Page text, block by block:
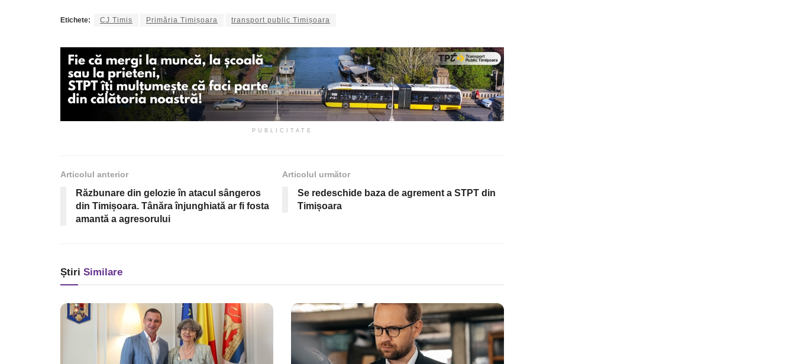
Etichete: CJ Timis Primăria Timișoara transport public Timișoara
PUBLICITATE
Articolul anterior
Răzbunare din gelozie în atacul sângeros
din Timișoara. Tânăra înjunghiată ar fi fosta
amantă a agresorului
Articolul următor
Se redeschide baza de agrement a STPT din
Timișoara
Știri Similare